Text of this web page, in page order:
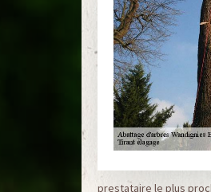
prestataire le plus